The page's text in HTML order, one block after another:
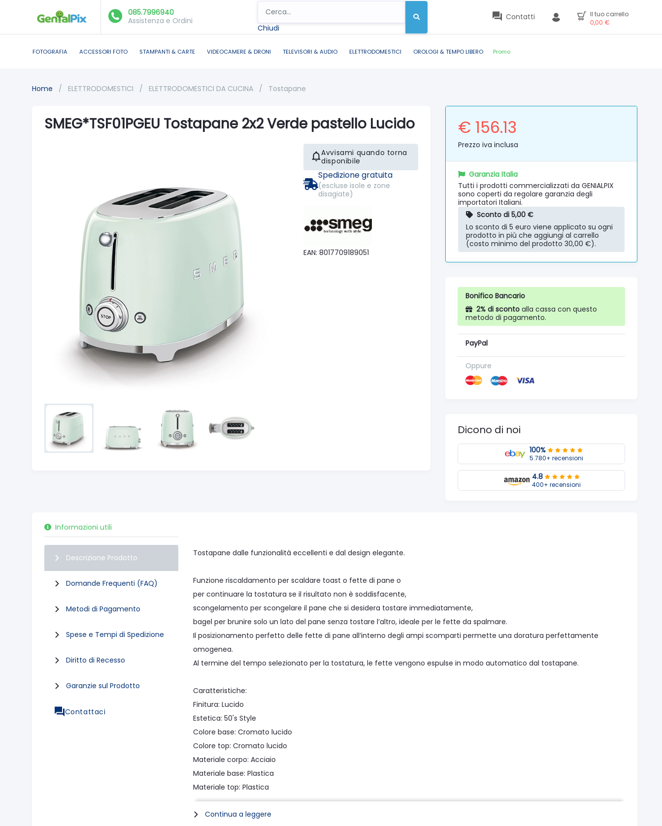
085.7996940
Assistenza e Ordini
Chiudi
Contatti
Il tuo carrello
0,00 €
FOTOGRAFIA ACCESSORI FOTO STAMPANTI & CARTE VIDEOCAMERE & DRONI TELEVISORI & AUDIO ELETTRODOMESTICI OROLOGI & TEMPO LIBERO Promo
Home / ELETTRODOMESTICI / ELETTRODOMESTICI DA CUCINA / Tostapane
SMEG*TSF01PGEU Tostapane 2x2 Verde pastello Lucido
Avvisami quando torna
disponibile
Spedizione gratuita
(escluse isole e zone
disagiate)
EAN: 8017709189051
€ 156.13
Prezzo iva inclusa
Garanzia Italia
Tutti i prodotti commercializzati da GENIALPIX
sono coperti da regolare garanzia degli
importatori Italiani.
Sconto di 5,00 €
Lo sconto di 5 euro viene applicato su ogni
prodotto in più che aggiungi al carrello
(costo minimo del prodotto 30,00 €).
Bonifico Bancario
2% di sconto alla cassa con questo
metodo di pagamento.
PayPal
Oppure
Dicono di noi
100%
5.780+ recensioni
4.8
400+ recensioni
Informazioni utili
Descrizione Prodotto
Domande Frequenti (FAQ)
Metodi di Pagamento
Spese e Tempi di Spedizione
Diritto di Recesso
Garanzie sul Prodotto
Contattaci
Tostapane dalle funzionalità eccellenti e dal design elegante.
Funzione riscaldamento per scaldare toast o fette di pane o
per continuare la tostatura se il risultato non è soddisfacente,
scongelamento per scongelare il pane che si desidera tostare immediatamente,
bagel per brunire solo un lato del pane senza tostare l’altro, ideale per le fette da spalmare.
Il posizionamento perfetto delle fette di pane all’interno degli ampi scomparti permette una doratura perfettamente
omogenea.
Al termine del tempo selezionato per la tostatura, le fette vengono espulse in modo automatico dal tostapane.
Caratteristiche:
Finitura: Lucido
Estetica: 50's Style
Colore base: Cromato lucido
Colore top: Cromato lucido
Materiale corpo: Acciaio
Materiale base: Plastica
Materiale top: Plastica
Programmi:
Continua a leggere